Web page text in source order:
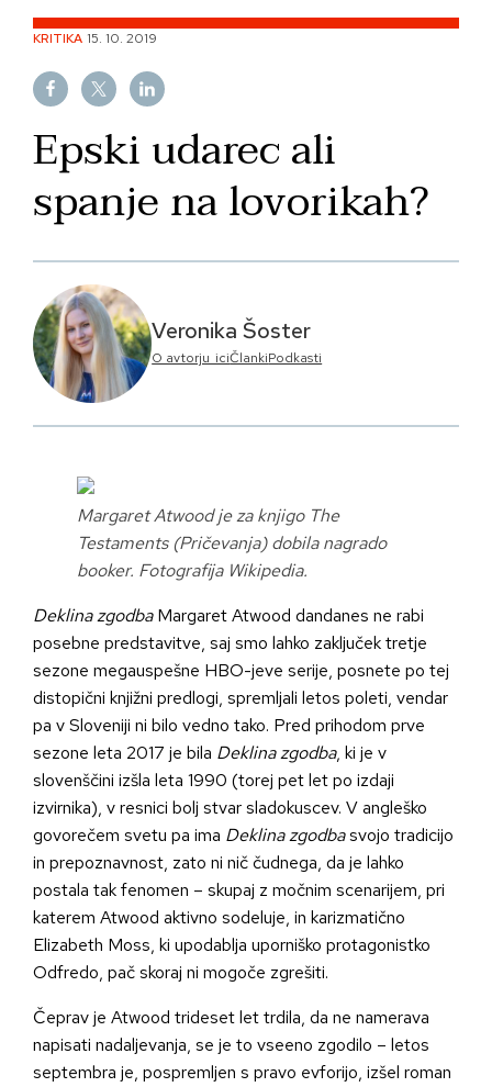
content
KRITIKA 15. 10. 2019
Epski udarec ali
spanje na lovorikah?
Veronika Šoster
O avtorju_iciČlankiPodkasti
Margaret Atwood je za knjigo The
Testaments (Pričevanja) dobila nagrado
booker. Fotografija Wikipedia.
Deklina zgodbaMargaret Atwood dandanes ne rabi
posebne predstavitve, saj smo lahko zaključek tretje
sezone megauspešne HBO-jeve serije, posnete po tej
distopični knjižni predlogi, spremljali letos poleti, vendar
pa v Sloveniji ni bilo vedno tako. Pred prihodom prve
sezone leta 2017 je bila Deklina zgodba, ki je v
slovenščini izšla leta 1990 (torej pet let po izdaji
izvirnika), v resnici bolj stvar sladokuscev. V angleško
govorečem svetu pa ima Deklina zgodbasvojo tradicijo
in prepoznavnost, zato ni nič čudnega, da je lahko
postala tak fenomen – skupaj z močnim scenarijem, pri
katerem Atwood aktivno sodeluje, in karizmatično
Elizabeth Moss, ki upodablja uporniško protagonistko
Odfredo, pač skoraj ni mogoče zgrešiti.
Čeprav je Atwood trideset let trdila, da ne namerava
napisati nadaljevanja, se je to vseeno zgodilo – letos
septembra je, pospremljen s pravo evforijo, izšel roman